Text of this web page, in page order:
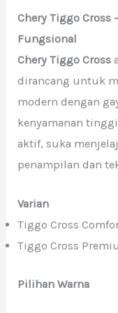
Chery Tiggo Cross
Fungsional
Chery Tiggo Cross
dirancang untuk
modern dengan
kenyamanan
aktif, suka
penampilan dan
Varian
Tiggo Cross
Tiggo Cross
Pilihan Warna